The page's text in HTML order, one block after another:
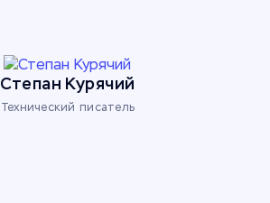
Степан Курячий
Технический писатель